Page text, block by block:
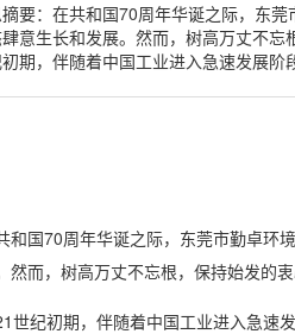
要：在共和国70周年华诞之际，东
意生长和发展。然而，树高万丈不
期，伴随着中国工业进入急速发展阶
国70周年华诞之际，东莞市勤卓环境
然而，树高万丈不忘根，保持始发的
纪初期，伴随着中国工业进入急速发